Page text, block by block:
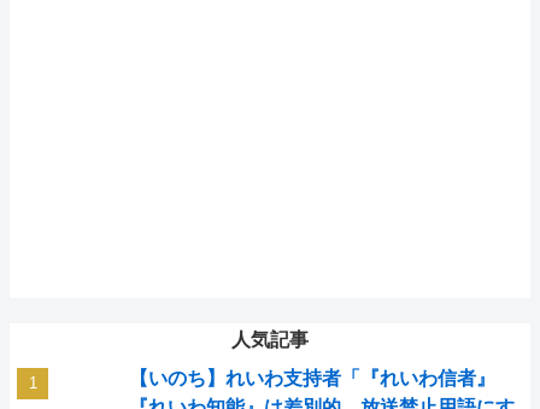
人気記事
【いのち】れいわ支持者「『れいわ信者』